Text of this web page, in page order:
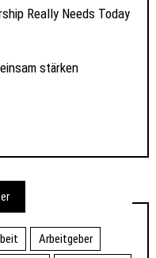
Really Needs Today
stärken
Arbeitgeber